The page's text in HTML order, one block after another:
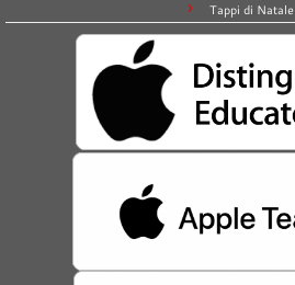
Tappi di Natale